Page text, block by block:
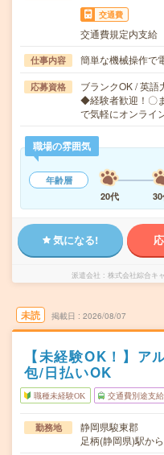
交通費
交通費規定内支給
仕事内容 簡単な機械操作で
応募資格
ブランクOK / 英語
◆経験者歓迎！〇
で気軽にオンラ
職場の雰囲気
年齢層
20代
気になる!
派遣会社 株式会社綜合キ
未読 掲載日 2026/08/07
【未経験OK！】ア
包/日払いOK
職種未経験OK 交通費別途支給
勤務地
静岡県駿東郡
足柄(静岡県)駅か